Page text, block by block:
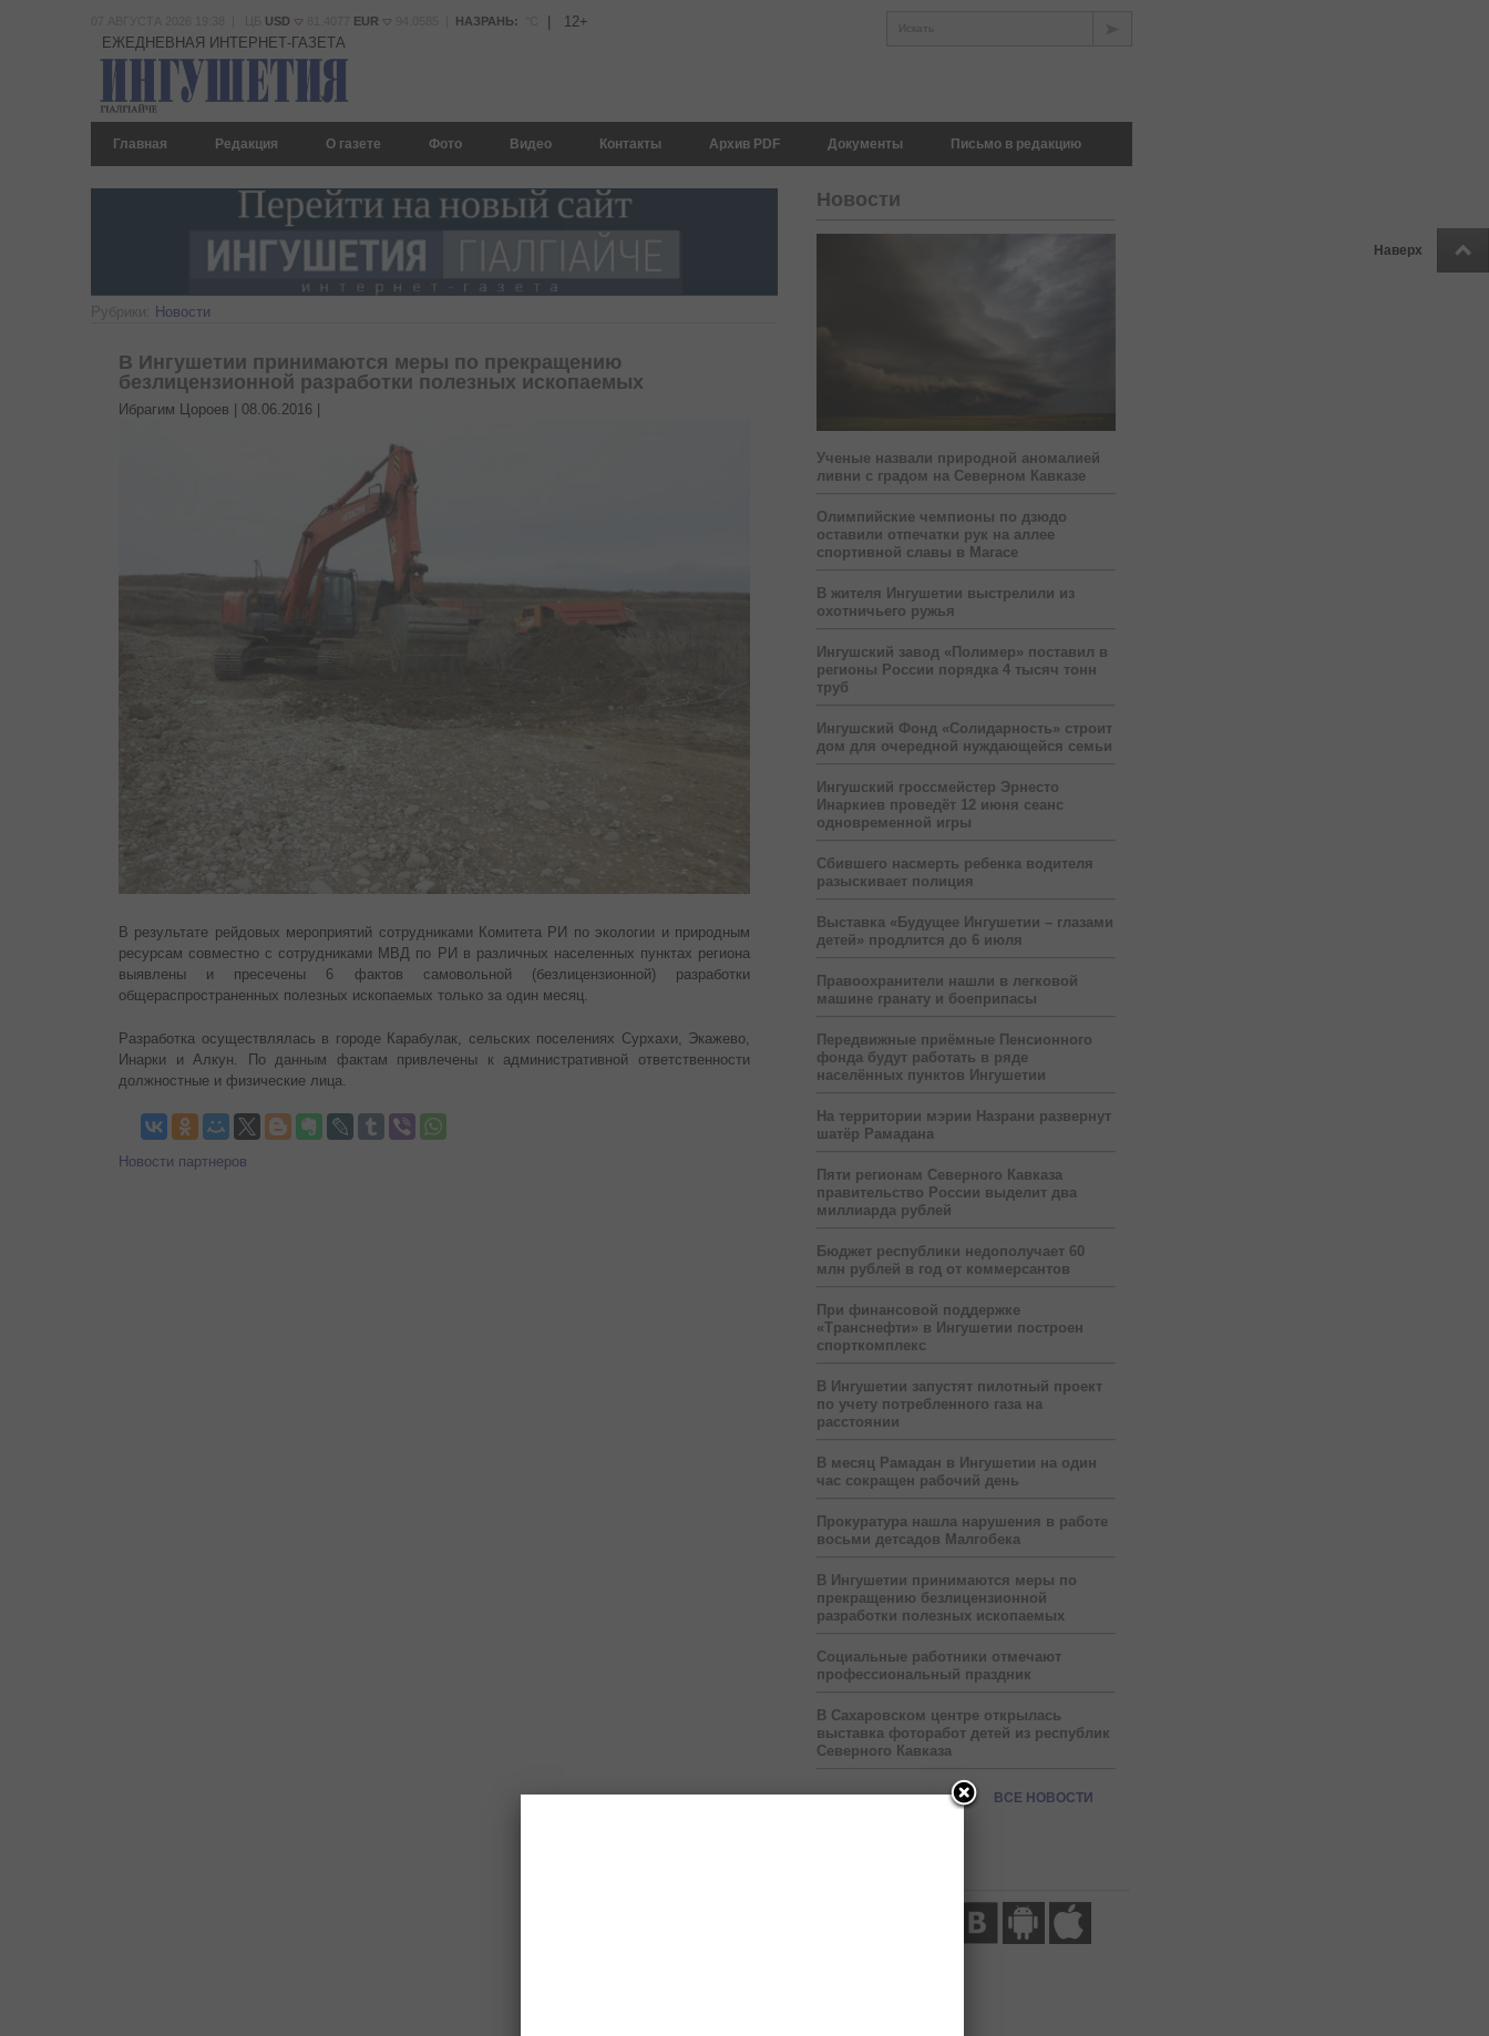
Наверх
USD EUR НАЗРАНЬ: 12+ Искать
ЕЖЕДНЕВНАЯ ИНТЕРНЕТ-ГАЗЕТА
Главная Редакция О газете Фото Видео Контакты Архив PDF Документы Письмо в редакцию
Рубрики: Новости
В Ингушетии принимаются меры по прекращению
безлицензионной разработки полезных ископаемых
Ибрагим Цороев | 08.06.2016
В результате рейдовых мероприятий сотрудниками Комитета РИ по экологии и природным
ресурсам совместно с сотрудниками МВД по РИ в различных населенных пунктах региона
выявлены и пресечены 6 фактов самовольной (безлицензионной) разработки
общераспространенных полезных ископаемых только за один месяц.
Разработка осуществлялась в городе Карабулак, сельских поселениях Сурхахи, Экажево,
Инарки и Алкун. По данным фактам привлечены к административной ответственности
должностные и физические лица.
Новости партнеров
Новости
Ученые назвали природной аномалией
ливни с градом на Северном Кавказе
Олимпийские чемпионы по дзюдо
оставили отпечатки рук на аллее
спортивной славы в Магасе
В жителя Ингушетии выстрелили из
охотничьего ружья
Ингушский завод «Полимер» поставил в
регионы России порядка 4 тысяч тонн
труб
Ингушский Фонд «Солидарность» строит
дом для очередной нуждающейся семьи
Ингушский гроссмейстер Эрнесто
Инаркиев проведёт 12 июня сеанс
одновременной игры
Сбившего насмерть ребенка водителя
разыскивает полиция
Выставка «Будущее Ингушетии – глазами
детей» продлится до 6 июля
Правоохранители нашли в легковой
машине гранату и боеприпасы
Передвижные приёмные Пенсионного
фонда будут работать в ряде
населённых пунктов Ингушетии
На территории мэрии Назрани развернут
шатёр Рамадана
Пяти регионам Северного Кавказа
правительство России выделит два
миллиарда рублей
Бюджет республики недополучает 60
млн рублей в год от коммерсантов
При финансовой поддержке
«Транснефти» в Ингушетии построен
спорткомплекс
В Ингушетии запустят пилотный проект
по учету потребленного газа на
расстоянии
В месяц Рамадан в Ингушетии на один
час сокращен рабочий день
Прокуратура нашла нарушения в работе
восьми детсадов Малгобека
В Ингушетии принимаются меры по
прекращению безлицензионной
разработки полезных ископаемых
Социальные работники отмечают
профессиональный праздник
В Сахаровском центре открылась
выставка фоторабот детей из республик
Северного Кавказа
ВСЕ НОВОСТИ